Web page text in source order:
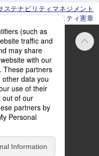
ステナビリティマネジメント
ループサステナビリティ憲章